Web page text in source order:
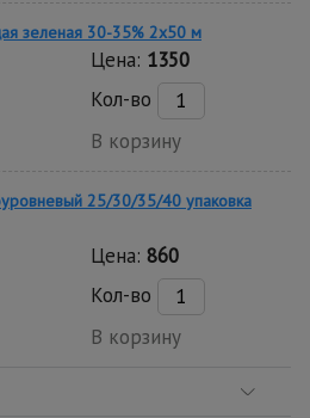
зеленая 30-35% 2х50 м
Цена: 1350
Кол-во
В корзину
25/30/35/40 упаковка
Цена: 860
Кол-во
В корзину